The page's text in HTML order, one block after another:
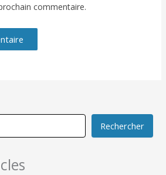
commentaire.
Rechercher